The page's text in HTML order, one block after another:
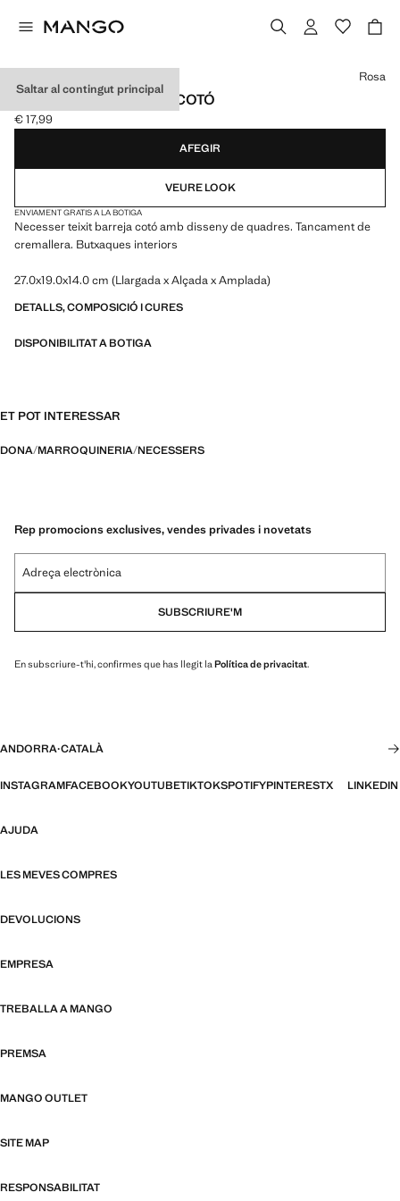
Saltar al contingut principal
NECESSER QUADRES COTÓ
Preu actual [€ 17,99 ]
€ 17,99
Selecciona un color
Rosa
AFEGIR
VEURE LOOK
ENVIAMENT GRATIS A LA BOTIGA
Necesser teixit barreja cotó amb disseny de quadres. Tancament de
cremallera. Butxaques interiors
27.0x19.0x14.0 cm (Llargada x Alçada x Amplada)
DETALLS, COMPOSICIÓ I CURES
DISPONIBILITAT A BOTIGA
ET POT INTERESSAR
DONA MARROQUINERIA NECESSERS
Rep promocions exclusives, vendes privades i novetats
Adreça electrònica
SUBSCRIURE'M
En subscriure-t'hi, confirmes que has llegit la Política de privacitat.
ANDORRA·CATALÀ
INSTAGRAMFACEBOOKYOUTUBETIKTOKSPOTIFYPINTERESTX LINKEDIN
AJUDA
LES MEVES COMPRES
DEVOLUCIONS
EMPRESA
TREBALLA A MANGO
PREMSA
MANGO OUTLET
SITE MAP
RESPONSABILITAT